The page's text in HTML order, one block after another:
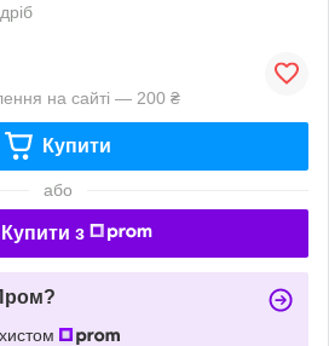
на сайті — 200 ₴
Купити
або
Купити з